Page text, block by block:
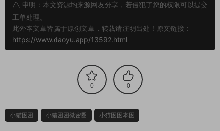
申明：本文资源均来源网友分享，若侵犯了您的权限可以提交
工单处理。
此外本文章皆属于原创文章，转载请注明出处！原文链接：
https://www.daoyu.app/13592.html
0 0
小猫困困 小猫困困微密圈 小猫困困本困